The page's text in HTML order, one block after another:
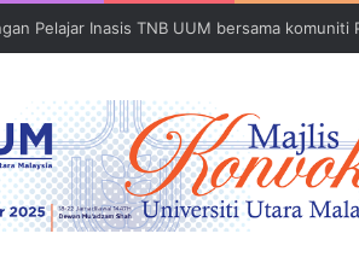
teroka kolaborasi penyelidikan strategik